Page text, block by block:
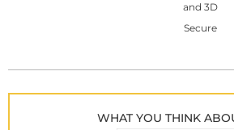
and 3D
Secure
WHAT YOU THINK